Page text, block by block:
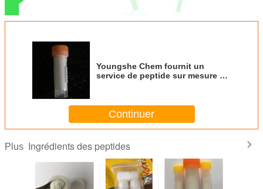
Youngshe Chem fournit un
service de peptide sur mesure de
couleur blanche
Continuer
Plus Ingrédients des peptides